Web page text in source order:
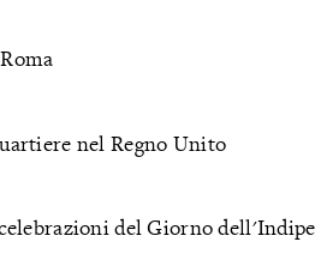
nel Regno Unito
del Giorno